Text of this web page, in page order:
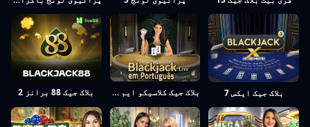
بلاک جیک ایکس 7 بلاک جیک کلاسیکو ایم پورٹوگیز 21 بلاک جیک 88 برانز 2